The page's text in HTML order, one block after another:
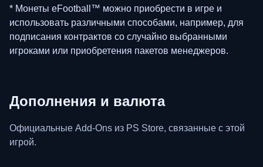
* Монеты eFootball™ можно приобрести в игре и
использовать различными способами, например, для
подписания контрактов со случайно выбранными
игроками или приобретения пакетов менеджеров.
Дополнения и валюта
Официальные Add-Ons из PS Store, связанные с этой
игрой.